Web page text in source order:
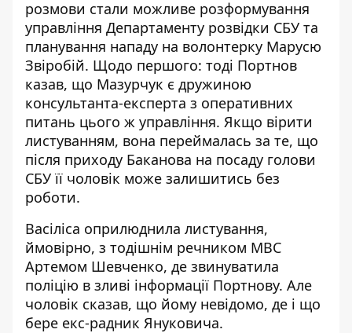
розмови стали можливе розформування
управління Департаменту розвідки СБУ та
планування нападу на волонтерку Марусю
Звіробій. Щодо першого: тоді Портнов
казав, що Мазурчук є дружиною
консультанта-експерта з оперативних
питань цього ж управління. Якщо вірити
листуванням, вона переймалась за те, що
після приходу Баканова на посаду голови
СБУ її чоловік може залишитись без
роботи.
Васіліса оприлюднила листування,
ймовірно, з тодішнім речником МВС
Артемом Шевченко, де звинуватила
поліцію в зливі інформації Портнову. Але
чоловік сказав, що йому невідомо, де і що
бере екс-радник Януковича.